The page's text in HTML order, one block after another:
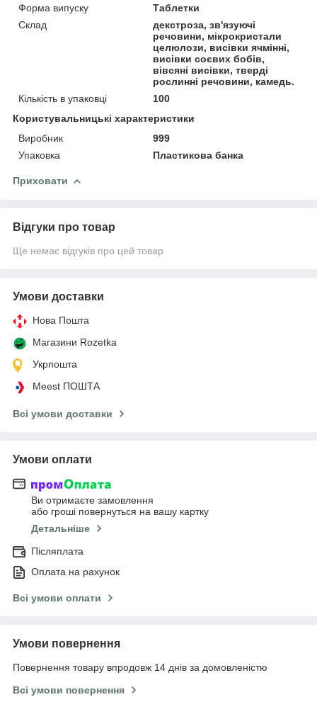
Форма випуску
Таблетки
Склад
декстроза, зв'язуючі
речовини, мікрокристали
целюлози, висівки ячмінні,
висівки соєвих бобів,
вівсяні висівки, тверді
рослинні речовини, камедь.
Кількість в упаковці
100
Користувальницькі характеристики
Виробник
999
Упаковка
Пластикова банка
Приховати
Відгуки про товар
Ще немає відгуків про цей товар
Умови доставки
Нова Пошта
Магазини Rozetka
Укрпошта
Meest ПОШТА
Всі умови доставки
Умови оплати
Ви отримаєте замовлення
або гроші повернуться на вашу картку
Детальніше
Післяплата
Оплата на рахунок
Всі умови оплати
Умови повернення
Повернення товару впродовж 14 днів за домовленістю
Всі умови повернення